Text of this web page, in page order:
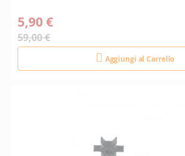
5,90 €
59,00 €
Aggiungi al Carrello